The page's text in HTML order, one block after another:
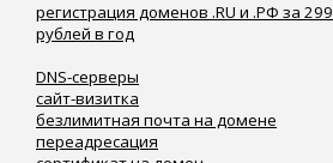
регистрация доменов .RU и .РФ за 299
рублей в год
DNS-серверы
сайт-визитка
безлимитная почта на домене
переадресация